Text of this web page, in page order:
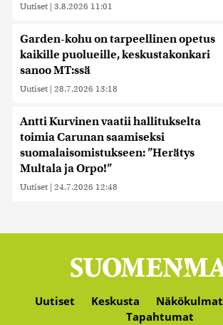
Uutiset | 3.8.2026 11:01
Garden-kohu on tarpeellinen opetus
kaikille puolueille, keskustakonkari
sanoo MT:ssä
Uutiset | 28.7.2026 13:18
Antti Kurvinen vaatii hallitukselta
toimia Carunan saamiseksi
suomalaisomistukseen: ”Herätys
Multala ja Orpo!”
Uutiset | 24.7.2026 12:48
Uutiset Keskusta Näkökulmat
Tapahtumat